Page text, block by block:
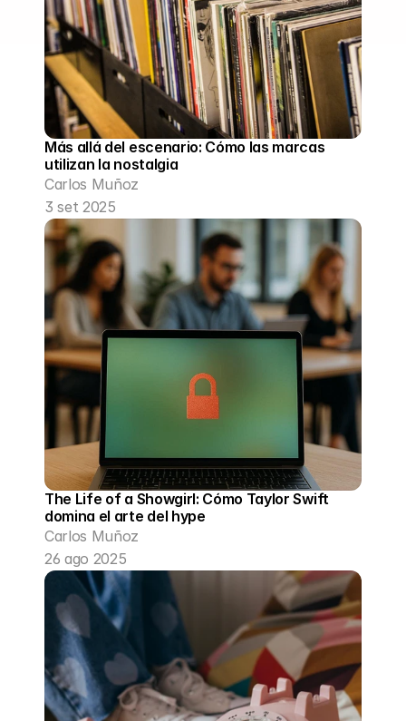
Más allá del escenario: Cómo las marcas
utilizan la nostalgia
Carlos Muñoz
3 set 2025
The Life of a Showgirl: Cómo Taylor Swift
domina el arte del hype
Carlos Muñoz
26 ago 2025